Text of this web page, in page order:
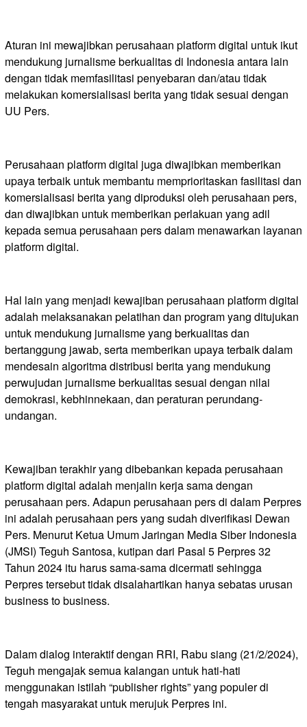
Aturan ini mewajibkan perusahaan platform digital untuk ikut
mendukung jurnalisme berkualitas di Indonesia antara lain
dengan tidak memfasilitasi penyebaran dan/atau tidak
melakukan komersialisasi berita yang tidak sesuai dengan
UU Pers.
Perusahaan platform digital juga diwajibkan memberikan
upaya terbaik untuk membantu memprioritaskan fasilitasi dan
komersialisasi berita yang diproduksi oleh perusahaan pers,
dan diwajibkan untuk memberikan perlakuan yang adil
kepada semua perusahaan pers dalam menawarkan layanan
platform digital.
Hal lain yang menjadi kewajiban perusahaan platform digital
adalah melaksanakan pelatihan dan program yang ditujukan
untuk mendukung jurnalisme yang berkualitas dan
bertanggung jawab, serta memberikan upaya terbaik dalam
mendesain algoritma distribusi berita yang mendukung
perwujudan jurnalisme berkualitas sesuai dengan nilai
demokrasi, kebhinnekaan, dan peraturan perundang-
undangan.
Kewajiban terakhir yang dibebankan kepada perusahaan
platform digital adalah menjalin kerja sama dengan
perusahaan pers. Adapun perusahaan pers di dalam Perpres
ini adalah perusahaan pers yang sudah diverifikasi Dewan
Pers. Menurut Ketua Umum Jaringan Media Siber Indonesia
(JMSI) Teguh Santosa, kutipan dari Pasal 5 Perpres 32
Tahun 2024 itu harus sama-sama dicermati sehingga
Perpres tersebut tidak disalahartikan hanya sebatas urusan
business to business.
Dalam dialog interaktif dengan RRI, Rabu siang (21/2/2024),
Teguh mengajak semua kalangan untuk hati-hati
menggunakan istilah “publisher rights” yang populer di
tengah masyarakat untuk merujuk Perpres ini.